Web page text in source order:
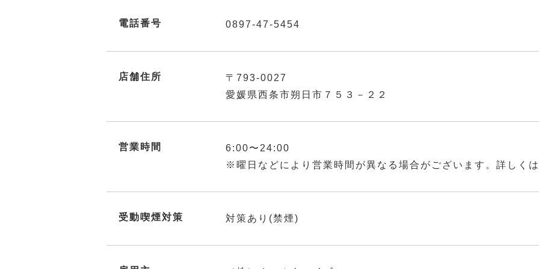
電話番号 0897-47-5454
店舗住所
〒793-0027
愛媛県西条市朔日市７５３－２２
営業時間
6:00〜24:00
※曜日などにより営業時間が異なる場合がございます。詳しく
受動喫煙対策 対策あり(禁煙)